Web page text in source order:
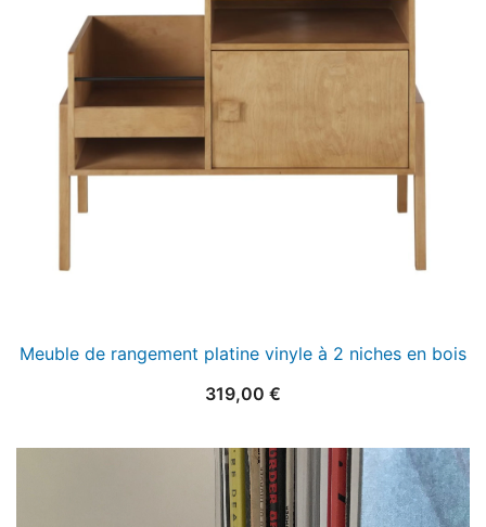
Meuble de rangement platine vinyle à 2 niches en bois
319,00 €